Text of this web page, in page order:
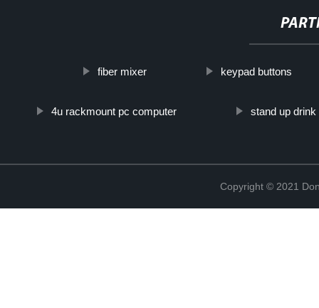
fiber mixer keypad buttons
4u rackmount pc computer stand up drink
Copyright © 2021